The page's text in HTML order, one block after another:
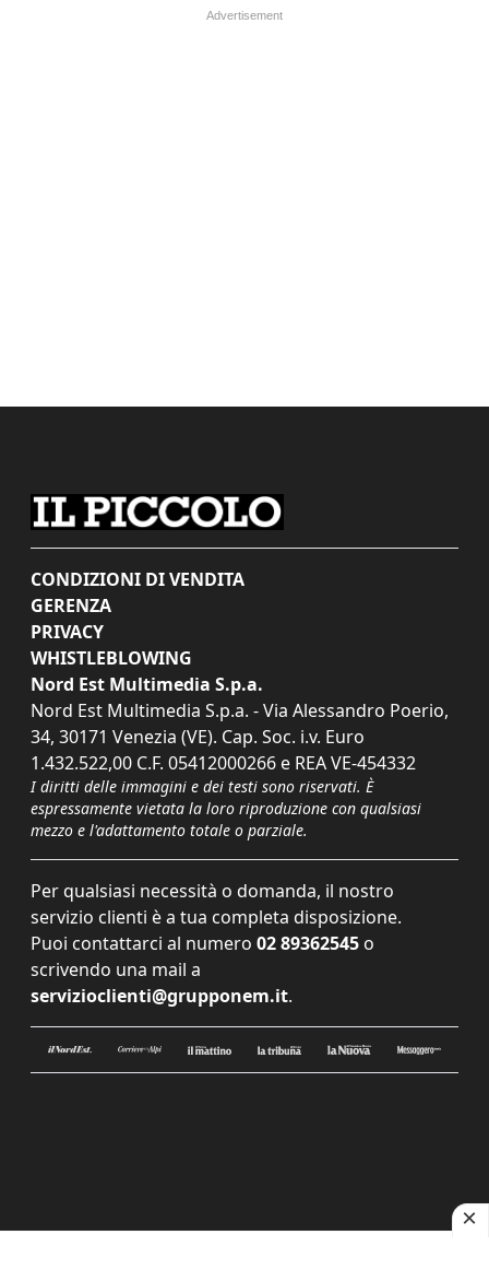
CONDIZIONI DI VENDITA
GERENZA
PRIVACY
WHISTLEBLOWING
Nord Est Multimedia S.p.a.
Nord Est Multimedia S.p.a. - Via Alessandro Poerio,
34, 30171 Venezia (VE). Cap. Soc. i.v. Euro
1.432.522,00 C.F. 05412000266 e REA VE-454332
I diritti delle immagini e dei testi sono riservati. È
espressamente vietata la loro riproduzione con qualsiasi
mezzo e l'adattamento totale o parziale.
Per qualsiasi necessità o domanda, il nostro
servizio clienti è a tua completa disposizione.
Puoi contattarci al numero 02 89362545 o
scrivendo una mail a
servizioclienti@grupponem.it.